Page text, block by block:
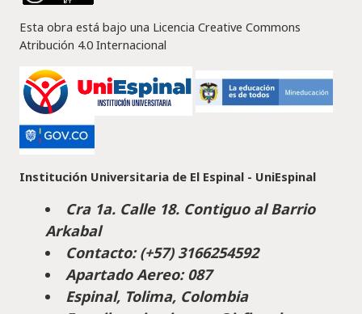
Esta obra está bajo una Licencia Creative Commons
Atribución 4.0 Internacional
Institución Universitaria de El Espinal - UniEspinal
Cra 1a. Calle 18. Contiguo al Barrio
Arkabal
Contacto: (+57) 3166254592
Apartado Aereo: 087
Espinal, Tolima, Colombia